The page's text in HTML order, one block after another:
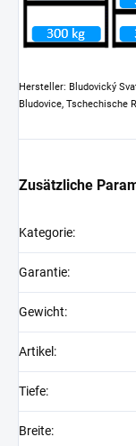
Hersteller: Bludovický
Bludovice, Tschechische
Zusätzliche
Kategorie:
Garantie:
Gewicht:
Artikel :
Tiefe:
Breite: